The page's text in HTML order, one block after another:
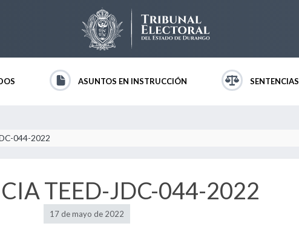
ASUNTOS EN INSTRUCCIÓN SENTENCIAS
044-2022
TEED-JDC-044-2022
17 de mayo de 2022